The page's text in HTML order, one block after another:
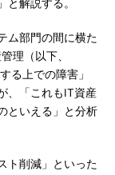
解説する。
ム部門の間に横た
理（以下、
る上での障害」
、「これもIT資産
といえる」と分析
ト削減」といった